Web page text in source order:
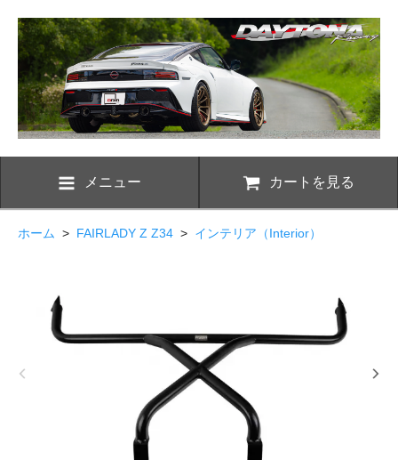
メニュー カートを見る
ホーム > FAIRLADY Z Z34 > インテリア（Interior）